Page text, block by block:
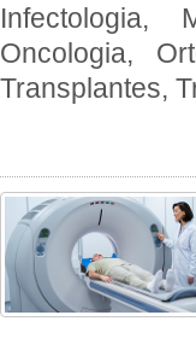
Infectologia,
Oncologia,
Transplantes,